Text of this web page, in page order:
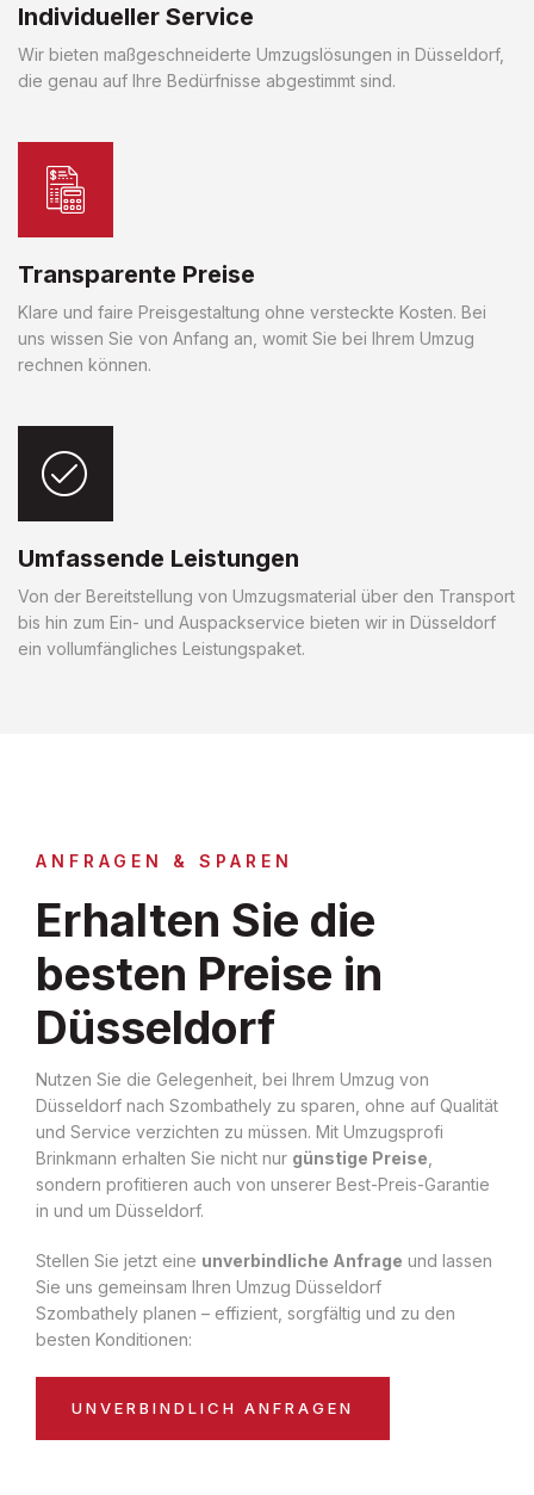
Individueller Service
Wir bieten maßgeschneiderte Umzugslösungen in Düsseldorf,
die genau auf Ihre Bedürfnisse abgestimmt sind.
Transparente Preise
Klare und faire Preisgestaltung ohne versteckte Kosten. Bei
uns wissen Sie von Anfang an, womit Sie bei Ihrem Umzug
rechnen können.
Umfassende Leistungen
Von der Bereitstellung von Umzugsmaterial über den Transport
bis hin zum Ein- und Auspackservice bieten wir in Düsseldorf
ein vollumfängliches Leistungspaket.
ANFRAGEN & SPAREN
Erhalten Sie die
besten Preise in
Düsseldorf
Nutzen Sie die Gelegenheit, bei Ihrem Umzug von
Düsseldorf nach Szombathely zu sparen, ohne auf Qualität
und Service verzichten zu müssen. Mit Umzugsprofi
Brinkmann erhalten Sie nicht nur günstige Preise
sondern profitieren auch von unserer Best-Preis-Garantie
in und um Düsseldorf.
Stellen Sie jetzt eine unverbindliche Anfrage und lassen
Sie uns gemeinsam Ihren Umzug Düsseldorf
Szombathely planen – effizient, sorgfältig und zu den
besten Konditionen:
UNVERBINDLICH ANFRAGEN